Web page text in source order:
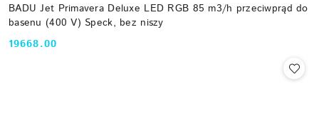
BADU Jet Primavera Deluxe LED RGB 85 m3/h przeciwprąd do
basenu (400 V) Speck, bez niszy
Cena:
19668.00